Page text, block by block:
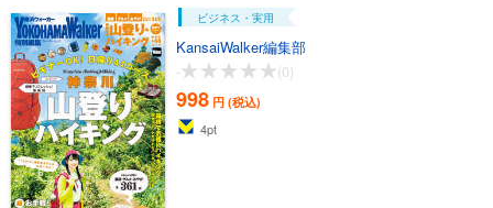
ビジネス・実用
KansaiWalker編集部
-
(0)
998 円 (税込)
4pt